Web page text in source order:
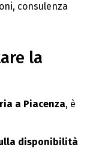
consulenza
la
a Piacenza, è
disponibilità